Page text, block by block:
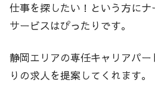
仕事を探したい！という方に
サービスはぴったりです。
静岡エリアの専任キャリアパ
りの求人を提案してくれます。